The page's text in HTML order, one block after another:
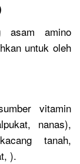
asam amino
untuk oleh
vitamin
nanas),
tanah,
).